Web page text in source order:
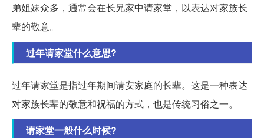
弟姐妹众多，通常会在长兄家中请家堂，以表达对家族长
辈的敬意。
过年请家堂什么意思?
过年请家堂是指过年期间请安家庭的长辈。这是一种表达
对家族长辈的敬意和祝福的方式，也是传统习俗之一。
请家堂一般什么时候?